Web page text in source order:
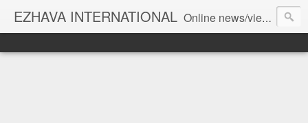
EZHAVA INTERNATIONAL Online news/views JOURNAL... Connecting the community worldwide Editorial Director: Prem Chandran